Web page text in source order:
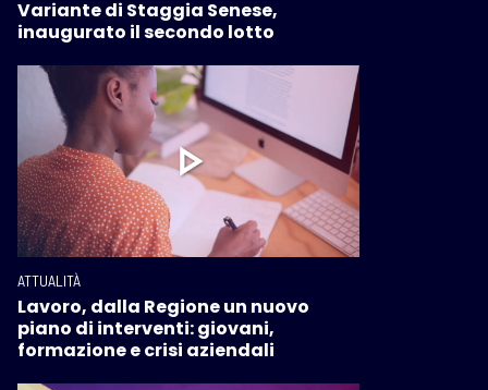
Variante di Staggia Senese,
inaugurato il secondo lotto
ATTUALITÀ
Lavoro, dalla Regione un nuovo
piano di interventi: giovani,
formazione e crisi aziendali